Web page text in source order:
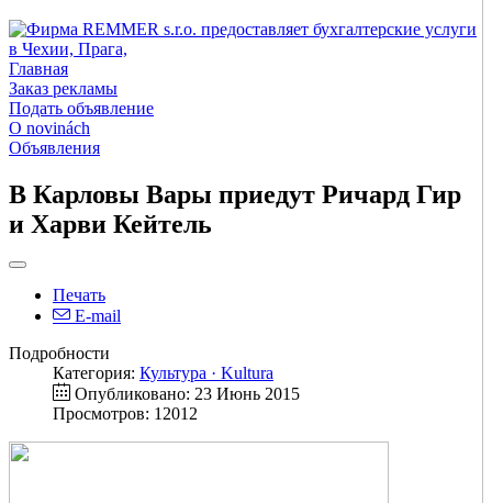
Главная
Заказ рекламы
Подать объявление
O novinách
Объявления
В Карловы Вары приедут Ричард Гир
и Харви Кейтель
Печать
E-mail
Подробности
Категория: Культура · Kultura
Опубликовано: 23 Июнь 2015
Просмотров: 12012